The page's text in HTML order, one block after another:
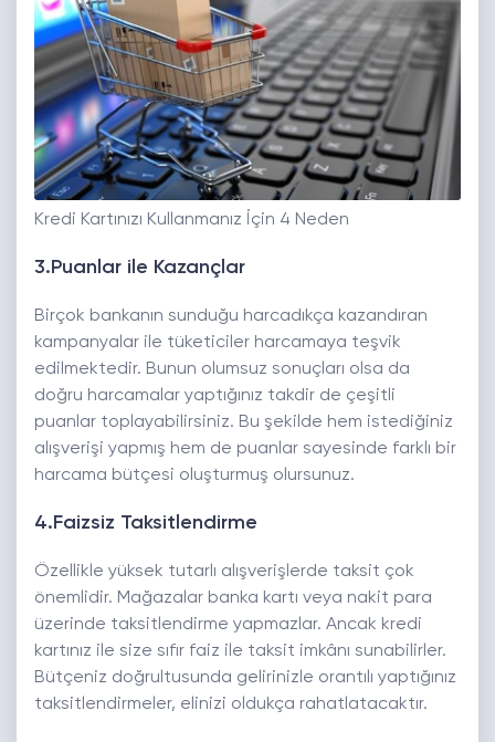
Kredi Kartınızı Kullanmanız İçin 4 Neden
3.Puanlar ile Kazançlar
Birçok bankanın sunduğu harcadıkça kazandıran
kampanyalar ile tüketiciler harcamaya teşvik
edilmektedir. Bunun olumsuz sonuçları olsa da
doğru harcamalar yaptığınız takdir de çeşitli
puanlar toplayabilirsiniz. Bu şekilde hem istediğiniz
alışverişi yapmış hem de puanlar sayesinde farklı bir
harcama bütçesi oluşturmuş olursunuz.
4.Faizsiz Taksitlendirme
Özellikle yüksek tutarlı alışverişlerde taksit çok
önemlidir. Mağazalar banka kartı veya nakit para
üzerinde taksitlendirme yapmazlar. Ancak kredi
kartınız ile size sıfır faiz ile taksit imkânı sunabilirler.
Bütçeniz doğrultusunda gelirinizle orantılı yaptığınız
taksitlendirmeler, elinizi oldukça rahatlatacaktır.